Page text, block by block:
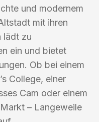
und modernem
mit ihren
lädt zu
ein und bietet
Ob bei einem
College, einer
Cam oder einem
– Langeweile